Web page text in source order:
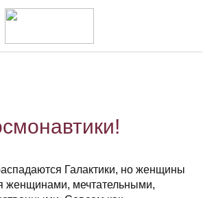
Галактики, но женщины
женщинами, мечтательными,